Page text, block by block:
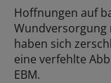
Hoffnungen auf
Wundversorgung
haben sich
eine verfehlte
EBM.